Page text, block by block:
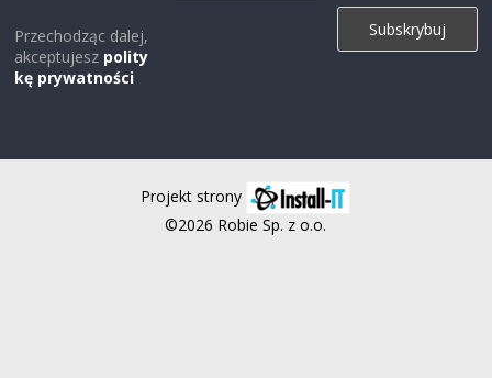
Przechodząc dalej,
akceptujesz polity
kę prywatności
Projekt strony
©2026 Robie Sp. z o.o.